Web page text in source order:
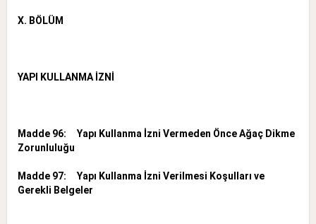
X. BÖLÜM
YAPI KULLANMA İZNİ
Madde 96: Yapı Kullanma İzni Vermeden Önce Ağaç Dikme
Zorunluluğu
Madde 97: Yapı Kullanma İzni Verilmesi Koşulları ve
Gerekli Belgeler